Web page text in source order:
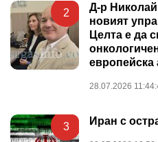
2
Д-р
новият
Целта е да
европейска
28.07.2026
3 Иран с